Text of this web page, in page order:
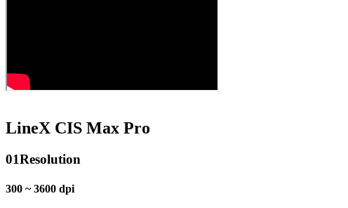
LineX CIS Max Pro
01Resolution
300 ~ 3600 dpi